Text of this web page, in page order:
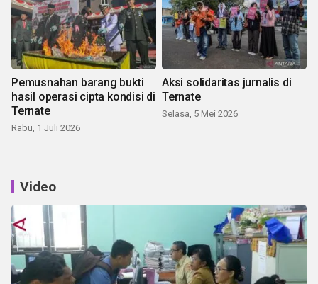
Pemusnahan barang bukti
hasil operasi cipta kondisi di
Ternate
Rabu, 1 Juli 2026
Aksi solidaritas jurnalis di
Ternate
Selasa, 5 Mei 2026
Video